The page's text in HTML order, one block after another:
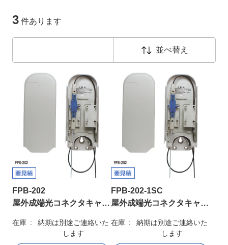
3 件あります
並べ替え
FPB-202
屋外成端光コネクタキャビネット
在庫
納期は別途ご連絡いた
します
FPB-202-1SC
屋外成端光コネクタキャビネット
在庫
納期は別途ご連絡いた
します